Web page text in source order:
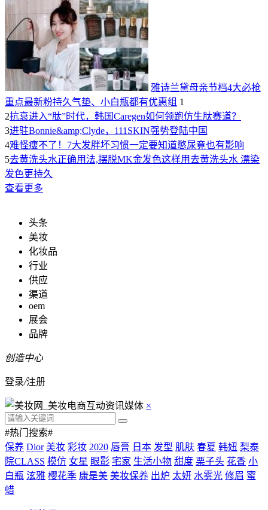
雅诗兰黛母亲节档4大必抢
重点最新粉持久气垫、小白瓶都有优惠组 1
2抗衰进入“肽”时代，韩国Caregen如何领跑仿生肽赛道？
3进驻Bonnie&amp;Clyde，111SKIN强势登陆中国
4难怪瘦不了！7大发胖坏习惯一定要知道憋尿竟也有影响
5去黄洗头水正确用法,摆脱MK金发色这样用去黄洗头水 漂染
发色更持久
查看更多
头条
美妆
化妆品
行业
供应
渠道
oem
展会
品牌
创造中心
登录/注册
×
#热门搜索#
保养 Dior 美妆 彩妆 2020 唇膏 日本 发型 肌肤 春夏 韩妞 梨泰
院CLASS 模仿 女星 眼影 宅家 生活小物 甜度 栗子头 花香 小
白瓶 泫雅 樱花季 康是美 美妆保养 出炉 太妍 水雾光 修眉 蜜
蜡